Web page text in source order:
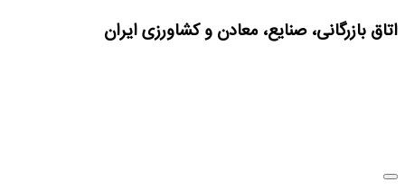
اتاق بازرگانی، صنایع، معادن و کشاورزی ایران